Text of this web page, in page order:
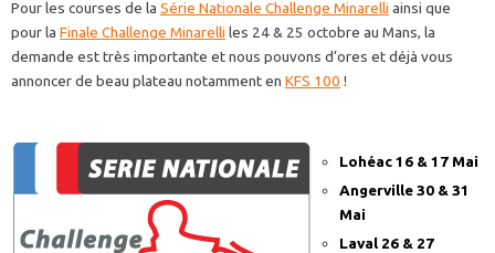
Pour les courses de la Série Nationale Challenge Minarelli ainsi que
pour la Finale Challenge Minarelli les 24 & 25 octobre au Mans, la
demande est très importante et nous pouvons d’ores et déjà vous
annoncer de beau plateau notamment en KFS 100 !
Lohéac 16 & 17 Mai
Angerville 30 & 31
Mai
Laval 26 & 27